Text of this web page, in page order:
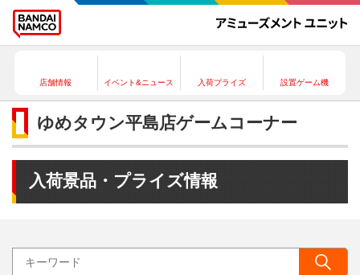
店舗情報 イベント&ニュース 入荷プライズ 設置ゲーム機
ゆめタウン平島店ゲームコーナー
入荷景品・プライズ情報